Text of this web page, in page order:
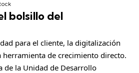
bolsillo del
para el cliente, la digitalización
herramienta de crecimiento directo.
de la Unidad de Desarrollo